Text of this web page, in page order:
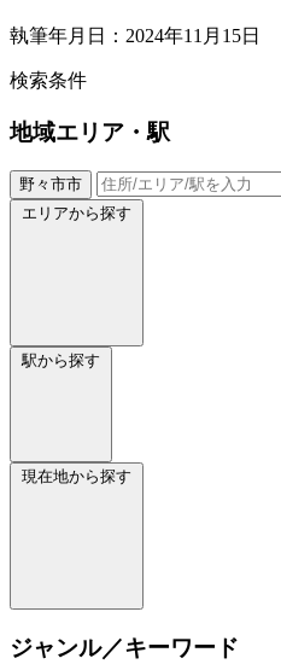
執筆年月日：2024年11月15日
検索条件
地域エリア・駅
野々市市
エリアから探す
駅から探す
現在地から探す
ジャンル／キーワード